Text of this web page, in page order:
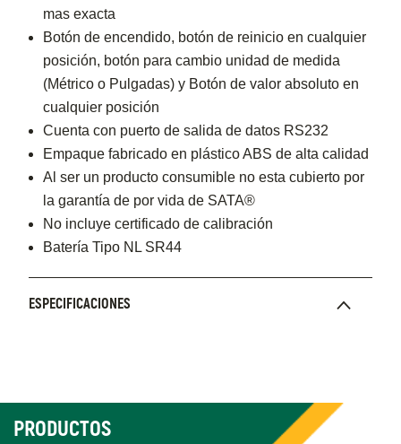
mas exacta
Botón de encendido, botón de reinicio en cualquier
posición, botón para cambio unidad de medida
(Métrico o Pulgadas) y Botón de valor absoluto en
cualquier posición
Cuenta con puerto de salida de datos RS232
Empaque fabricado en plástico ABS de alta calidad
Al ser un producto consumible no esta cubierto por
la garantía de por vida de SATA®
No incluye certificado de calibración
Batería Tipo NL SR44
ESPECIFICACIONES
PRODUCTOS